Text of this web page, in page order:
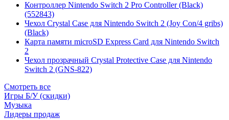
Контроллер Nintendo Switch 2 Pro Controller (Black)
(552843)
Чехол Сrystal Сase для Nintendo Switch 2 (Joy Con/4 gribs)
(Black)
Карта памяти microSD Express Card для Nintendo Switch
2
Чехол прозрачный Crystal Protective Case для Nintendo
Switch 2 (GNS-822)
Смотреть все
Игры Б/У (скидки)
Музыка
Лидеры продаж